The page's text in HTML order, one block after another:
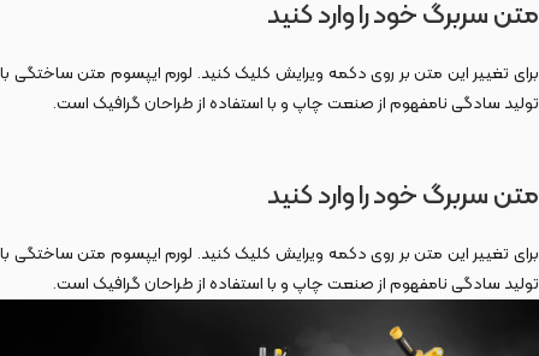
متن سربرگ خود را وارد کنید
برای تغییر این متن بر روی دکمه ویرایش کلیک کنید. لورم ایپسوم متن ساختگی با
تولید سادگی نامفهوم از صنعت چاپ و با استفاده از طراحان گرافیک است.
متن سربرگ خود را وارد کنید
برای تغییر این متن بر روی دکمه ویرایش کلیک کنید. لورم ایپسوم متن ساختگی با
تولید سادگی نامفهوم از صنعت چاپ و با استفاده از طراحان گرافیک است.